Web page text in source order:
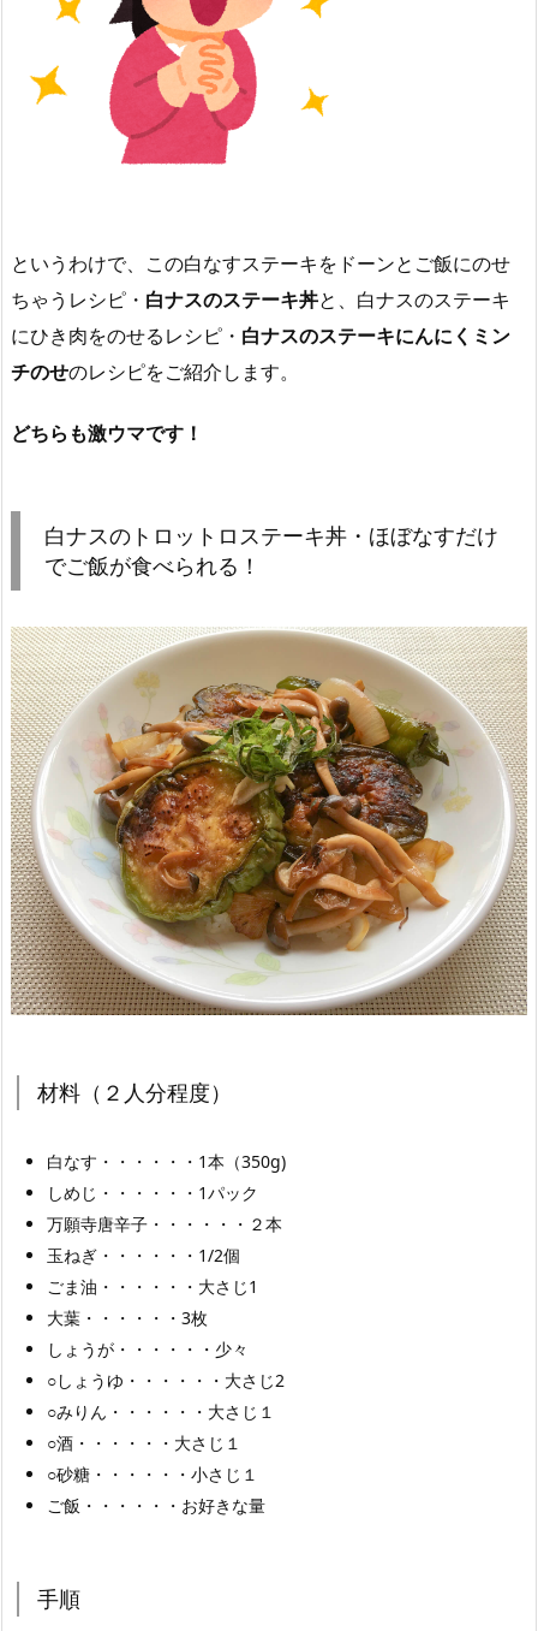
というわけで、この白なすステーキをドーンとご飯にのせ
ちゃうレシピ・ 白ナスのステーキ丼と、白ナスのステーキ
にひき肉をのせるレシピ・ 白ナスのステーキにんにくミン
チのせのレシピをご紹介します。
どちらも激ウマです！
白ナスのトロットロステーキ丼・ほぼなすだけ
でご飯が食べられる！
材料（２人分程度）
白なす・・・・・・1本（350g)
しめじ・・・・・・1パック
万願寺唐辛子・・・・・・２本
玉ねぎ・・・・・・1/2個
ごま油・・・・・・大さじ1
大葉・・・・・・3枚
しょうが・・・・・・少々
○しょうゆ・・・・・・大さじ2
○みりん・・・・・・大さじ１
○酒・・・・・・大さじ１
○砂糖・・・・・・小さじ１
ご飯・・・・・・お好きな量
手順